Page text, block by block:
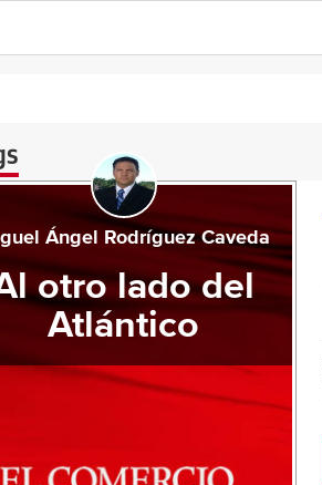
Ángel Rodríguez Caveda
otro lado del
Atlántico